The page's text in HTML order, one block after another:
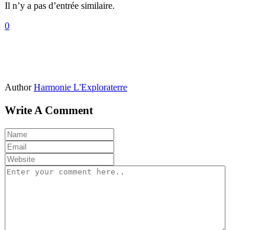
Il n’y a pas d’entrée similaire.
0
Author Harmonie L'Exploraterre
Write A Comment